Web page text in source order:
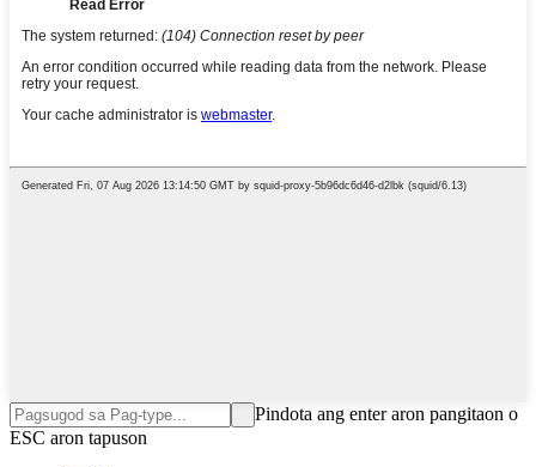
Pindota ang enter aron pangitaon o
ESC aron tapuson